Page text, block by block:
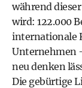
während
wird: 122.000
internationale
Unternehmen
neu denken
Die gebürtige